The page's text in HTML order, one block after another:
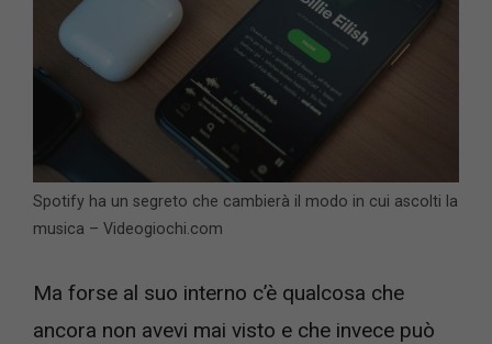
Spotify ha un segreto che cambierà il modo in cui ascolti la
musica – Videogiochi.com
Ma forse al suo interno c’è qualcosa che
ancora non avevi mai visto e che invece può